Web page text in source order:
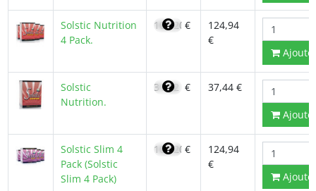
Solstic Nutrition
4 Pack.
106,20 €
124,94
€
Solstic
Nutrition.
31,82 € 37,44 €
Solstic Slim 4
Pack (Solstic
Slim 4 Pack)
106,20 €
124,94
€